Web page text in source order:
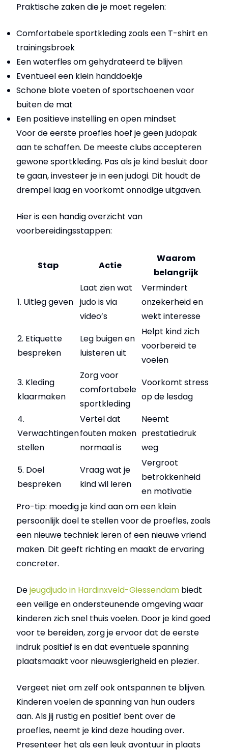
Praktische zaken die je moet regelen:
Comfortabele sportkleding zoals een T-shirt en
trainingsbroek
Een waterfles om gehydrateerd te blijven
Eventueel een klein handdoekje
Schone blote voeten of sportschoenen voor
buiten de mat
Een positieve instelling en open mindset
Voor de eerste proefles hoef je geen judopak
aan te schaffen. De meeste clubs accepteren
gewone sportkleding. Pas als je kind besluit door
te gaan, investeer je in een judogi. Dit houdt de
drempel laag en voorkomt onnodige uitgaven.
Hier is een handig overzicht van
voorbereidingsstappen:
Stap Actie
Waarom
belangrijk
1. Uitleg geven
Laat zien wat
judo is via
video’s
Vermindert
onzekerheid en
wekt interesse
2. Etiquette
bespreken
Leg buigen en
luisteren uit
Helpt kind zich
voorbereid te
voelen
3. Kleding
klaarmaken
Zorg voor
comfortabele
sportkleding
Voorkomt stress
op de lesdag
4.
Verwachtingen
stellen
Vertel dat
fouten maken
normaal is
Neemt
prestatiedruk
weg
5. Doel
bespreken
Vraag wat je
kind wil leren
Vergroot
betrokkenheid
en motivatie
Pro-tip: moedig je kind aan om een klein
persoonlijk doel te stellen voor de proefles, zoals
een nieuwe techniek leren of een nieuwe vriend
maken. Dit geeft richting en maakt de ervaring
concreter.
Dejeugdjudo in Hardinxveld-Giessendam biedt
een veilige en ondersteunende omgeving waar
kinderen zich snel thuis voelen. Door je kind goed
voor te bereiden, zorg je ervoor dat de eerste
indruk positief is en dat eventuele spanning
plaatsmaakt voor nieuwsgierigheid en plezier.
Vergeet niet om zelf ook ontspannen te blijven.
Kinderen voelen de spanning van hun ouders
aan. Als jij rustig en positief bent over de
proefles, neemt je kind deze houding over.
Presenteer het als een leuk avontuur in plaats